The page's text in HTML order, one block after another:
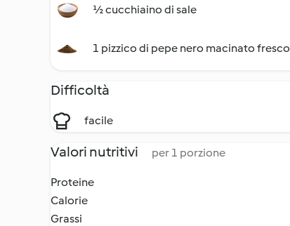
½ cucchiaino di sale
1 pizzico di pepe nero macinato fresco
Difficoltà
facile
Valori nutritivi per 1 porzione
Proteine
Calorie
Grassi